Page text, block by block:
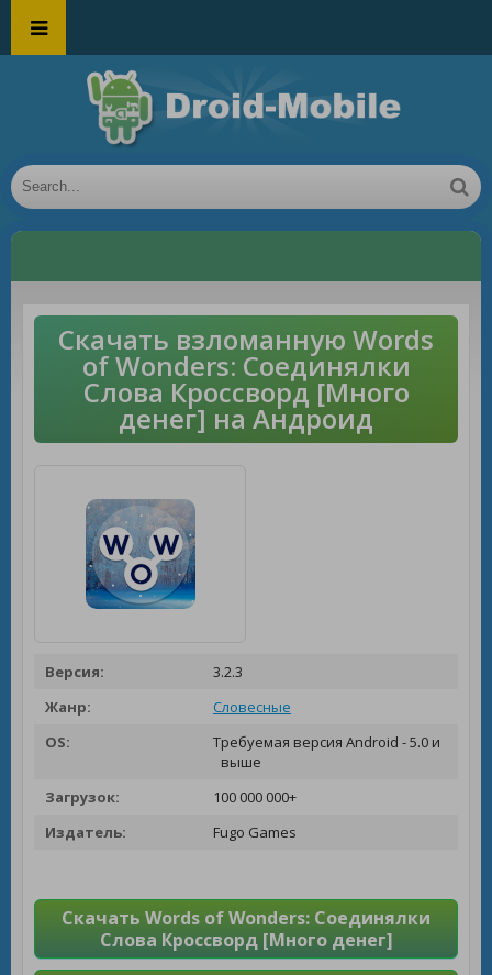
Скачать взломанную Words
of Wonders: Соединялки
Слова Кроссворд [Много
денег] на Андроид
Версия:
3.2.3
Жанр:
Словесные
OS:
Требуемая версия Android - 5.0 и
выше
Загрузок:
100 000 000+
Издатель:
Fugo Games
Скачать Words of Wonders: Соединялки
Слова Кроссворд [Много денег]